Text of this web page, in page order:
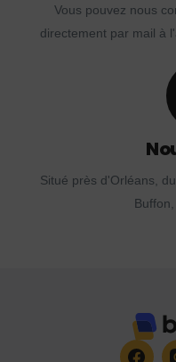
Vous pouvez nous
directement par mail à
Situé près d'Orléans,